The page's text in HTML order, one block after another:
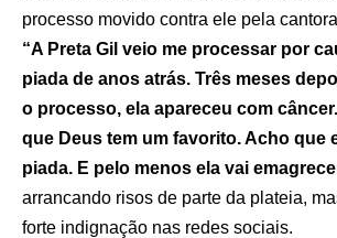
processo movido contra ele pela
“A Preta Gil veio me processar por
piada de anos atrás. Três meses
o processo, ela apareceu com
que Deus tem um favorito. Acho que
piada. E pelo menos ela vai
arrancando risos de parte da plateia,
forte indignação nas redes sociais.